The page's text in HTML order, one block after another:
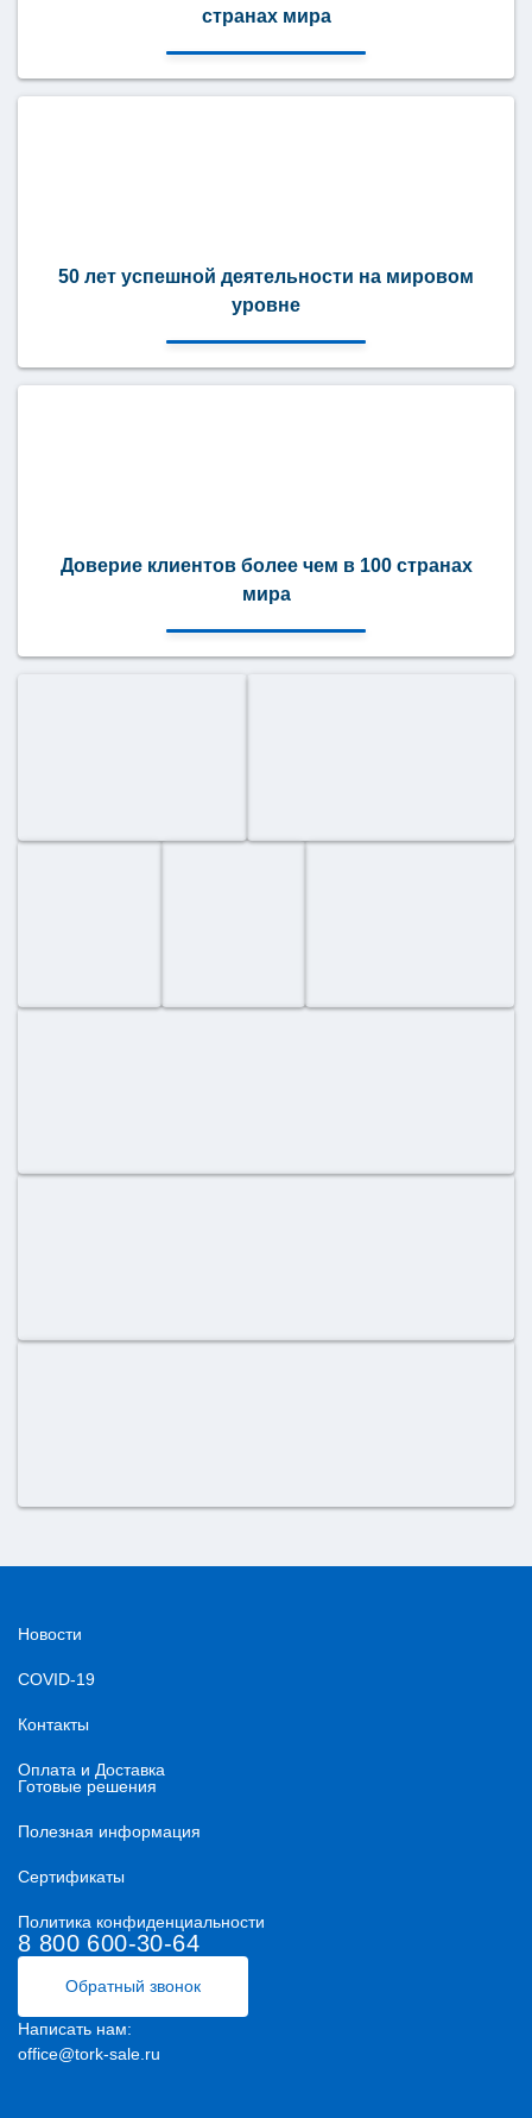
странах мира
50 лет успешной деятельности на мировом
уровне
Доверие клиентов более чем в 100 странах
мира
Новости
COVID-19
Контакты
Оплата и Доставка
Готовые решения
Полезная информация
Сертификаты
Политика конфиденциальности
8 800 600-30-64
Обратный звонок
Написать нам:
office@tork-sale.ru